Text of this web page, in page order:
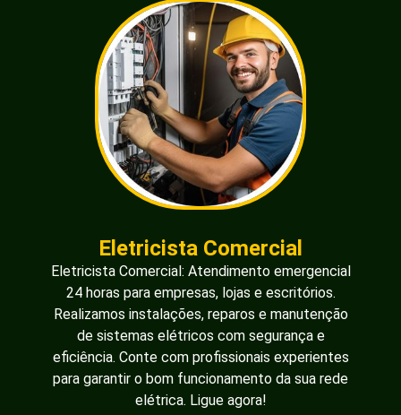
Eletricista Comercial
Eletricista Comercial: Atendimento emergencial
24 horas para empresas, lojas e escritórios.
Realizamos instalações, reparos e manutenção
de sistemas elétricos com segurança e
eficiência. Conte com profissionais experientes
para garantir o bom funcionamento da sua rede
elétrica. Ligue agora!